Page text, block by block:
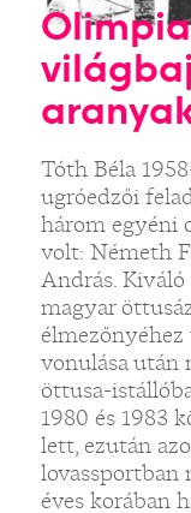
Tóth Béla
ugróedzői
három egyéni
volt: Németh
András. Kiváló
magyar
vonulása után
öttusa-
1980 és 1983
lett, ezután
lovassportban
éves korában